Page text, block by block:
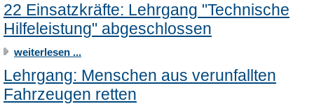
22 Einsatzkräfte: Lehrgang "Technische
Hilfeleistung" abgeschlossen
weiterlesen ...
Lehrgang: Menschen aus verunfallten
Fahrzeugen retten